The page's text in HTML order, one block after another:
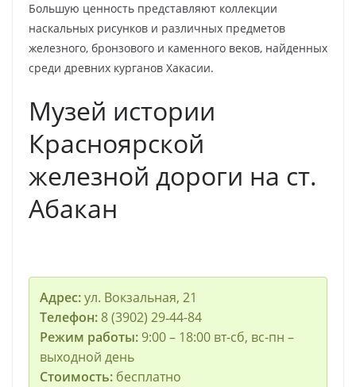
Большую ценность представляют коллекции
наскальных рисунков и различных предметов
железного, бронзового и каменного веков, найденных
среди древних курганов Хакасии.
Музей истории
Красноярской
железной дороги на ст.
Абакан
Адрес:ул. Вокзальная, 21
Телефон:8 (3902) 29‑44-84
Режим работы:9:00 – 18:00 вт-сб, вс-пн –
выходной день
Стоимость:бесплатно